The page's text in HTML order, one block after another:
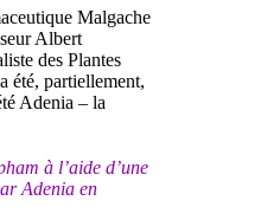
Malgache
Albert
des Plantes
été, partiellement,
Adenia – la
à l’aide d’une
Adenia en